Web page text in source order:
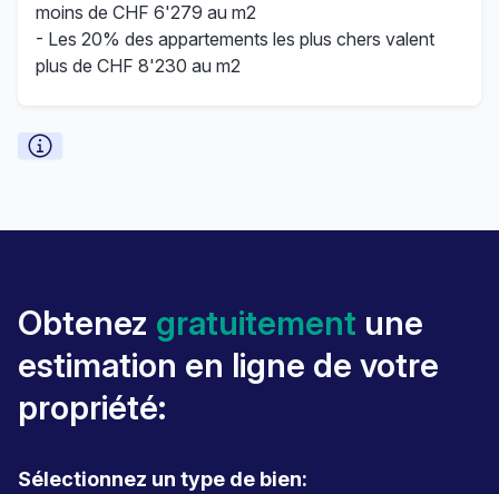
moins de CHF 6'279 au m2
- Les 20% des appartements les plus chers valent
plus de CHF 8'230 au m2
Obtenez gratuitement une
estimation en ligne de votre
propriété:
Sélectionnez un type de bien: